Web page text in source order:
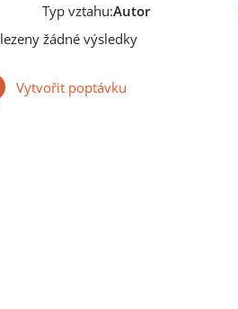
Typ vztahu:
žádné výsledky
Vytvořit poptávku